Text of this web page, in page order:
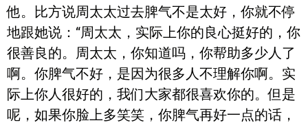
他。比方说周太太过去脾气不是太好，你就不停
地跟她说：“周太太，实际上你的良心挺好的，你
很善良的。周太太，你知道吗，你帮助多少人了
啊。你脾气不好，是因为很多人不理解你啊。实
际上你人很好的，我们大家都很喜欢你的。但是
呢，如果你脸上多笑笑，你脾气再好一点的话，